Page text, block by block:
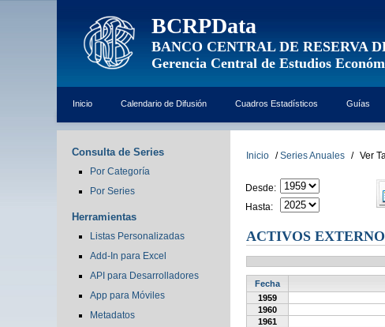
BCRPData
BANCO CENTRAL DE RESERVA
Gerencia Central de Estudios
Inicio Calendario de Difusión Cuadros Estadísticos Guías
Consulta de Series
Por Categoría
Por Series
Herramientas
Listas Personalizadas
Add-In para Excel
API para Desarrolladores
App para Móviles
Metadatos
Inicio / Series Anuales / Ver
Desde:
Hasta:
ACTIVOS
Fecha
1959
1960
1961